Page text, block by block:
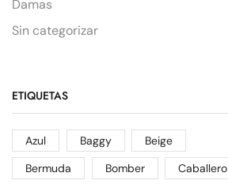
Damas
Sin categorizar
ETIQUETAS
Azul Baggy
Beige
Bermuda
Bomber
Caballero